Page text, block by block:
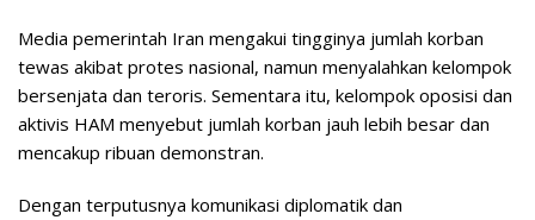
Media pemerintah Iran mengakui tingginya jumlah korban
tewas akibat protes nasional, namun menyalahkan kelompok
bersenjata dan teroris. Sementara itu, kelompok oposisi dan
aktivis HAM menyebut jumlah korban jauh lebih besar dan
mencakup ribuan demonstran.
Dengan terputusnya komunikasi diplomatik dan